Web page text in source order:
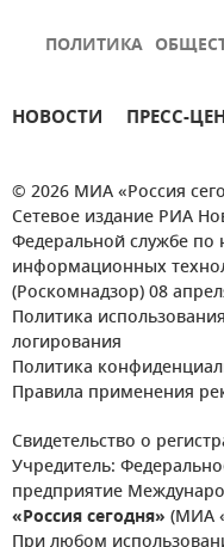
ПОЛИТИКА
НОВОСТИ ПРЕСС-
© 2026 МИА «Россия
Сетевое издание РИА
Федеральной службе по
информационных
(Роскомнадзор) 08
Политика
логирования
Политика
Правила применения
Свидетельство о
Учредитель:
предприятие
«Россия сегодня» (МИА